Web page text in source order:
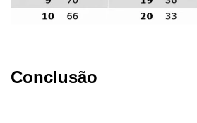
Conclusão